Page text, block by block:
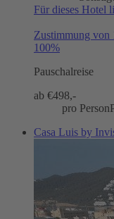
Für dieses Hotel
Zustimmung von
100%
Pauschalreise
ab €498,-
pro Person
Casa Luis by